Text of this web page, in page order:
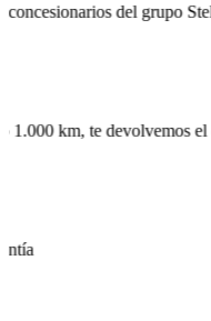
del grupo Stellantis
te devolvemos el dinero